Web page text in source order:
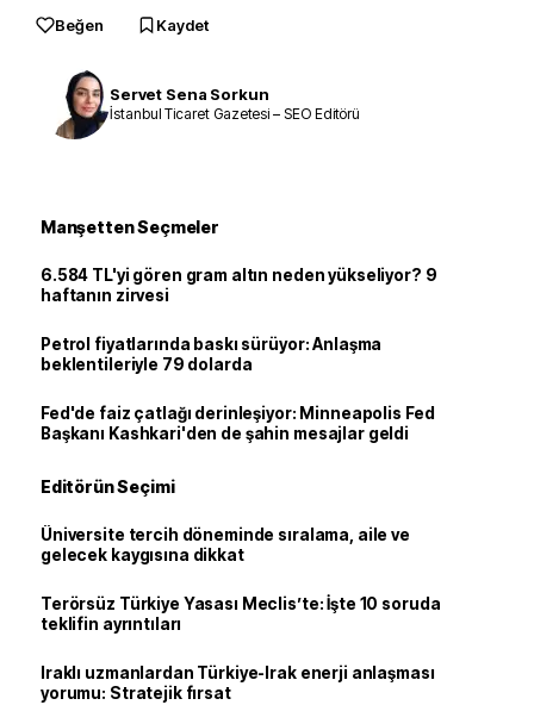
Beğen Kaydet
Servet Sena Sorkun
İstanbul Ticaret Gazetesi – SEO Editörü
Manşetten Seçmeler
6.584 TL'yi gören gram altın neden yükseliyor? 9
haftanın zirvesi
Petrol fiyatlarında baskı sürüyor: Anlaşma
beklentileriyle 79 dolarda
Fed'de faiz çatlağı derinleşiyor: Minneapolis Fed
Başkanı Kashkari'den de şahin mesajlar geldi
Editörün Seçimi
Üniversite tercih döneminde sıralama, aile ve
gelecek kaygısına dikkat
Terörsüz Türkiye Yasası Meclis’te: İşte 10 soruda
teklifin ayrıntıları
Iraklı uzmanlardan Türkiye-Irak enerji anlaşması
yorumu: Stratejik fırsat